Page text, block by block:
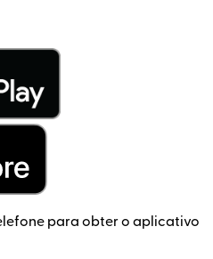
para obter o aplicativo